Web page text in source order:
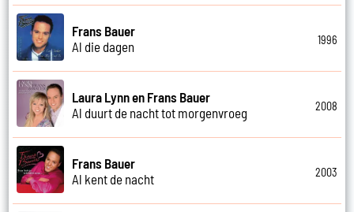
Frans Bauer
Al die dagen
1996
Laura Lynn en Frans Bauer
Al duurt de nacht tot morgenvroeg
2008
Frans Bauer
Al kent de nacht
2003